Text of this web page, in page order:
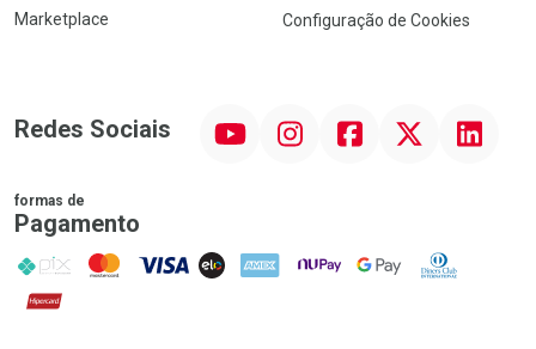
Marketplace
Configuração de Cookies
Redes Sociais InstagramFacebook Linkedin
formas de
Pagamento
PIX MasterCard
VISA ELO AMEX NuPay Google PayDiners Club
Hipercard